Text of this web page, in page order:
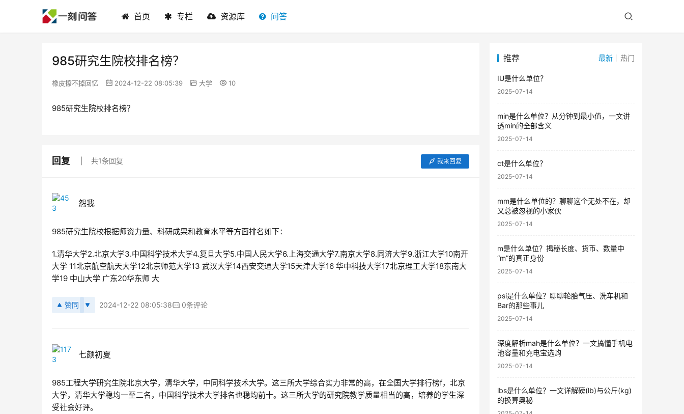
首页 专栏 资源库 问答
985研究生院校排名榜？
橡皮擦不掉回忆 2024-12-22 08:05:39 大学 10
985研究生院校排名榜？
回复 共1条回复 我来回复
怨我
985研究生院校根据师资力量、科研成果和教育水平等方面排名如下：
1.清华大学2.北京大学3.中国科学技术大学4.复旦大学5.中国人民大学6.上海交通大学7.南京大学8.同济大学9.浙江大学10南开
大学 11北京航空航天大学12北京师范大学13 武汉大学14西安交通大学15天津大学16 华中科技大学17北京理工大学18东南大
学19 中山大学 广东20华东师 大
赞同 2024-12-22 08:05:38 0条评论
七颜初夏
985工程大学研究生院北京大学，清华大学，中同科学技术大学。这三所大学综合实力非常的高，在全国大学排行榜f，北京
大学，清华大学稳均一至二名，中国科学技术大学排名也稳均前十。这三所大学的研究院教学质量相当的高，培养的学生深
受社会好评。
推荐 最新 热门
IU是什么单位？
2025-07-14
min是什么单位？从分钟到最小值，一文讲
透min的全部含义
2025-07-14
ct是什么单位？
2025-07-14
mm是什么单位的？聊聊这个无处不在，却
又总被忽视的小家伙
2025-07-14
m是什么单位？揭秘长度、货币、数量中
“m”的真正身份
2025-07-14
psi是什么单位？聊聊轮胎气压、洗车机和
Bar的那些事儿
2025-07-14
深度解析mah是什么单位？一文搞懂手机电
池容量和充电宝选购
2025-07-14
lbs是什么单位？一文详解磅(lb)与公斤(kg)
的换算奥秘